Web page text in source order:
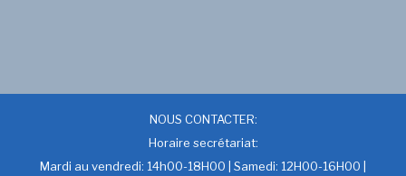
NOUS CONTACTER:
Horaire secrétariat:
Mardi au vendredi: 14h00-18H00 | Samedi: 12H00-16H00 |